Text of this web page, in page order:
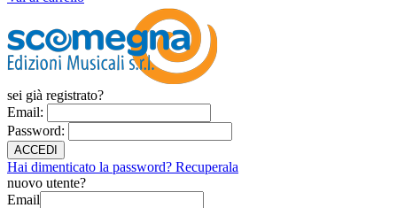
sei già registrato?
Email:
Password:
ACCEDI
Hai dimenticato la password? Recuperala
nuovo utente?
Email